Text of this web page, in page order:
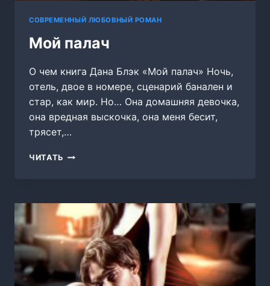
СОВРЕМЕННЫЙ ЛЮБОВНЫЙ РОМАН
Мой палач
О чем книга Дана Блэк «Мой палач» Ночь,
отель, двое в номере, сценарий банален и
стар, как мир. Но… Она домашняя девочка,
она вредная выскочка, она меня бесит,
трясет,…
ЧИТАТЬ МОЙ